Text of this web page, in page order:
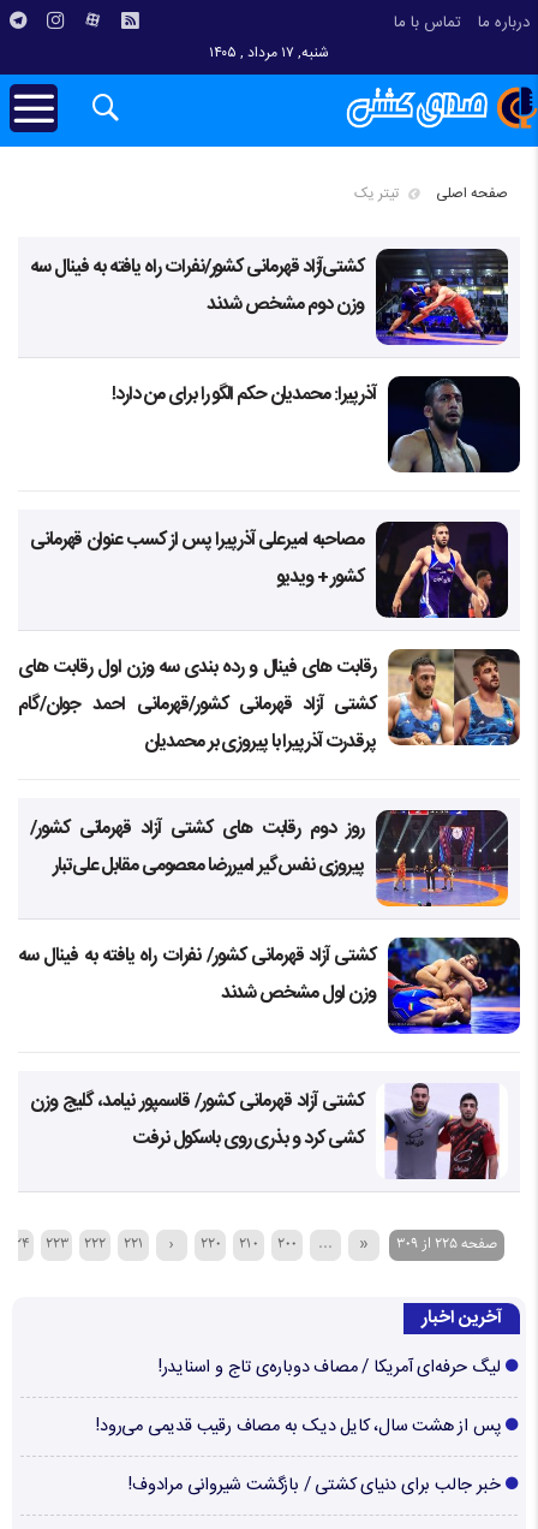
درباره ما تماس با ما
شنبه, ۱۷ مرداد , ۱۴۰۵
صفحه اصلی تیتر یک
کشتی‌آزاد قهرمانی کشور/نفرات راه یافته به فینال سه
وزن دوم مشخص شدند
آذرپیرا: محمدیان حکم الگو را برای من دارد!
مصاحبه امیرعلی آذرپیرا پس از کسب عنوان قهرمانی
کشور + ویدیو
رقابت های فینال و رده بندی سه وزن اول رقابت های
کشتی آزاد قهرمانی کشور/قهرمانی احمد جوان/گام
پرقدرت آذرپیرا با پیروزی بر محمدیان
روز دوم رقابت های کشتی آزاد قهرمانی کشور/
پیروزی نفس‌گیر امیررضا معصومی مقابل علی‌تبار
کشتی آزاد قهرمانی کشور/ نفرات راه یافته به فینال سه
وزن اول مشخص شدند
کشتی آزاد قهرمانی کشور/ قاسمپور نیامد، گلیج وزن
کشی کرد و بذری روی باسکول نرفت
صفحه 225 از 309 «
...
200
210
220
‹
221
222
223
224
آخرین اخبار
لیگ حرفه‌ای آمریکا / مصاف دوباره‌ی تاج و اسنایدر!
پس از هشت سال، کایل دیک به مصاف رقیب قدیمی می‌رود!
خبر جالب برای دنیای کشتی / بازگشت شیروانی مرادوف!